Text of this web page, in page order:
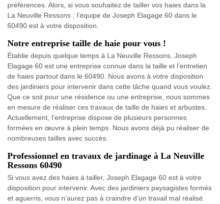
préférences. Alors, si vous souhaitez de tailler vos haies dans la
La Neuville Ressons ; l’équipe de Joseph Elagage 60 dans le
60490 est à votre disposition.
Notre entreprise taille de haie pour vous !
Établie depuis quelque temps à La Neuville Ressons, Joseph
Elagage 60 est une entreprise connue dans la taille et l’entretien
de haies partout dans le 60490. Nous avons à votre disposition
des jardiniers pour intervenir dans cette tâche quand vous voulez.
Que ce soit pour une résidence ou une entreprise, nous sommes
en mesure de réaliser ces travaux de taille de haies et arbustes.
Actuellement, l’entreprise dispose de plusieurs personnes
formées en œuvre à plein temps. Nous avons déjà pu réaliser de
nombreuses tailles avec succès.
Professionnel en travaux de jardinage à La Neuville
Ressons 60490
Si vous avez des haies à tailler, Joseph Elagage 60 est à votre
disposition pour intervenir. Avec des jardiniers paysagistes formés
et aguerris, vous n’aurez pas à craindre d’un travail mal réalisé.